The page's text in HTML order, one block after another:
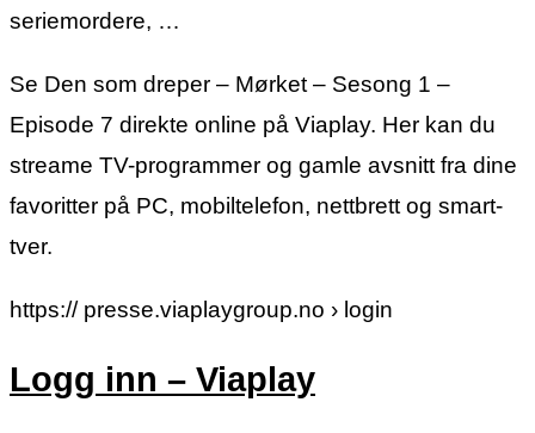
seriemordere, …
Se Den som dreper – Mørket – Sesong 1 –
Episode 7 direkte online på Viaplay. Her kan du
streame TV-programmer og gamle avsnitt fra dine
favoritter på PC, mobiltelefon, nettbrett og smart-
tver.
https:// presse.viaplaygroup.no › login
Logg inn – Viaplay